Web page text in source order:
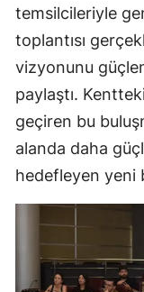
temsilcileriyle
toplantısı
vizyonunu
paylaştı.
geçiren bu
alanda daha
hedefleyen yeni